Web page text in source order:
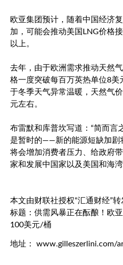
欧亚集团预计，随着中国经济
加，可能会推动美国LNG价格
以上。
去年，由于欧洲需求推动天然
格一度突破每百万英热单位8美
于冬季天气异常温暖，天然气
元左右。
布雷默和库普坎写道：“简而言
是暂时的——新的能源短缺加剧
将会增加消费者压力、给政府
家和发展中国家以及美国和海
本文由财联社授权“汇通财经”转
标题：供需风暴正在酝酿！欧
100美元/桶
地址： www.gilleszerlini.com/